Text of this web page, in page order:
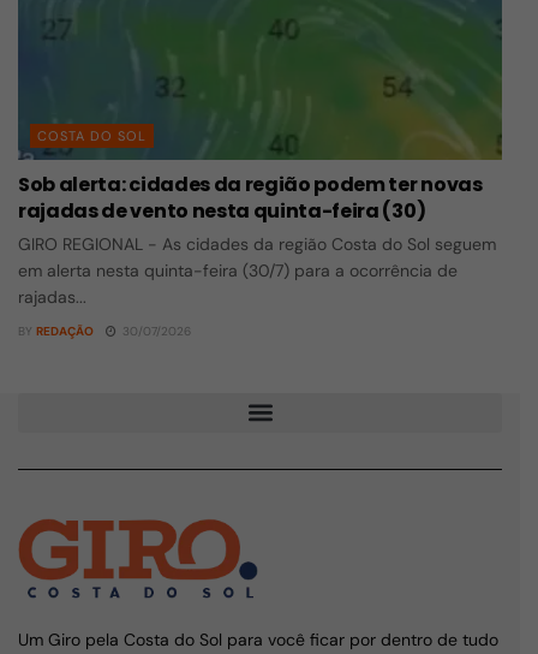
COSTA DO SOL
Sob alerta: cidades da região podem ter novas
rajadas de vento nesta quinta-feira (30)
GIRO REGIONAL - As cidades da região Costa do Sol seguem
em alerta nesta quinta-feira (30/7) para a ocorrência de
rajadas...
BY REDAÇÃO 30/07/2026
Um Giro pela Costa do Sol para você ficar por dentro de tudo